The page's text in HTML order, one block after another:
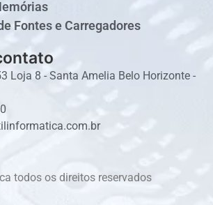
Fontes e Carregadores
Loja 8 - Santa Amelia Belo Horizonte -
todos os direitos reservados